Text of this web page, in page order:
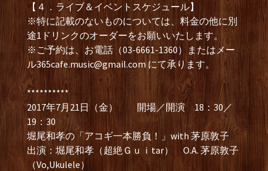
【４．ライブ＆イベントスケジュール】
※特に記載のないものについては、料金の他に別
途1ドリンクのオーダーをお願いいたします。
※ご予約は、お電話（03-6661-1360）またはメー
ル365cafe.music@gmail.comにて承ります。
**********
2017年7月21日（金） 開場／開演 18：30／
19：30
堀尾和孝の「アコギ一本勝負！」with 茅原敦子
出演：堀尾和孝（超絶Ｇｕｉtar） O.A. 茅原敦子
（Vo,Ukulele）